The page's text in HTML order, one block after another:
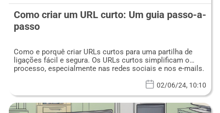
Como criar um URL curto: Um guia passo-a-
passo
Como e porquê criar URLs curtos para uma partilha de
ligações fácil e segura. Os URLs curtos simplificam o
processo, especialmente nas redes sociais e nos e-mails.
02/06/24, 10:10